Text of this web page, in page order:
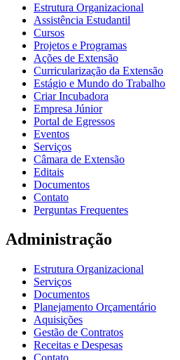
Estrutura Organizacional
Assistência Estudantil
Cursos
Projetos e Programas
Ações de Extensão
Curricularização da Extensão
Estágio e Mundo do Trabalho
Criar Incubadora
Empresa Júnior
Portal de Egressos
Eventos
Serviços
Câmara de Extensão
Editais
Documentos
Contato
Perguntas Frequentes
Administração
Estrutura Organizacional
Serviços
Documentos
Planejamento Orçamentário
Aquisições
Gestão de Contratos
Receitas e Despesas